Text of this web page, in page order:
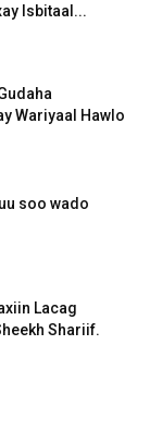
Isbitaal...
Wariyaal Hawlo
soo wado
Lacag
Shariif.